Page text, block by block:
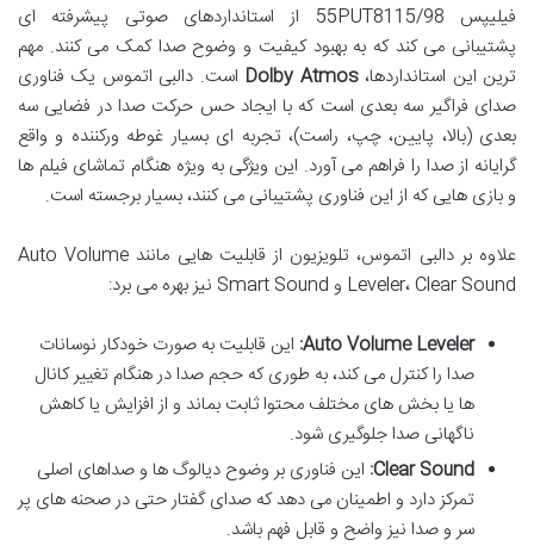
فیلیپس 55PUT8115/98 از استانداردهای صوتی پیشرفته ای
پشتیبانی می کند که به بهبود کیفیت و وضوح صدا کمک می کنند. مهم
ترین این استانداردها،Dolby Atmos است. دالبی اتموس یک فناوری
صدای فراگیر سه بعدی است که با ایجاد حس حرکت صدا در فضایی سه
بعدی (بالا، پایین، چپ، راست)، تجربه ای بسیار غوطه ورکننده و واقع
گرایانه از صدا را فراهم می آورد. این ویژگی به ویژه هنگام تماشای فیلم ها
و بازی هایی که از این فناوری پشتیبانی می کنند، بسیار برجسته است.
علاوه بر دالبی اتموس، تلویزیون از قابلیت هایی مانند Auto Volume
Leveler، Clear Sound و Smart Sound نیز بهره می برد:
Auto Volume Leveler: این قابلیت به صورت خودکار نوسانات
صدا را کنترل می کند، به طوری که حجم صدا در هنگام تغییر کانال
ها یا بخش های مختلف محتوا ثابت بماند و از افزایش یا کاهش
ناگهانی صدا جلوگیری شود.
Clear Sound: این فناوری بر وضوح دیالوگ ها و صداهای اصلی
تمرکز دارد و اطمینان می دهد که صدای گفتار حتی در صحنه های پر
سر و صدا نیز واضح و قابل فهم باشد.